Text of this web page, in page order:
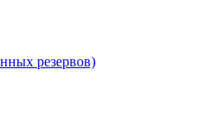
резервов)